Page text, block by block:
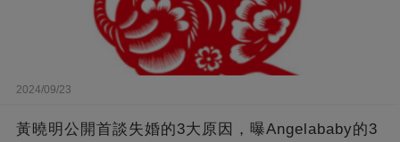
2024/09/23
黃曉明公開首談失婚的3大原因，曝Angelababy的3